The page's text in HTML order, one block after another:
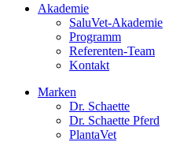
Akademie
SaluVet-Akademie
Programm
Referenten-Team
Kontakt
Marken
Dr. Schaette
Dr. Schaette Pferd
PlantaVet